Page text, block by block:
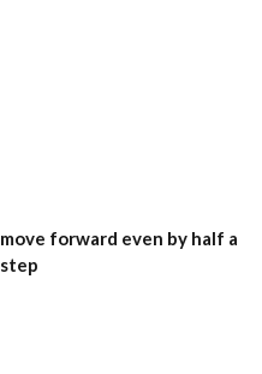
move forward even by half a
step